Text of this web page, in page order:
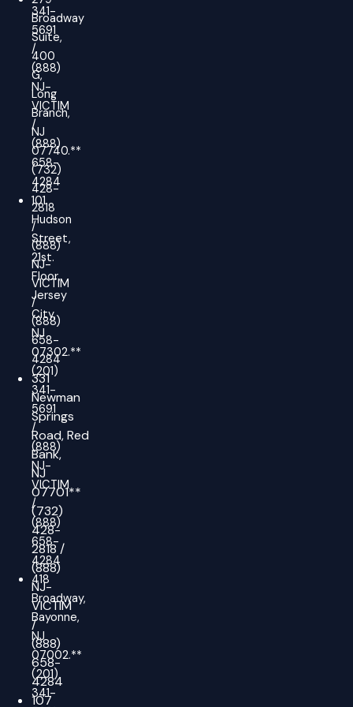
341-
5691
/
(888)
NJ-
VICTIM
/
(888)
658-
4284
101
Hudson
Street,
21st.
Floor,
Jersey
City,
NJ
07302.**
(201)
341-
5691
/
(888)
NJ-
VICTIM
/
(888)
658-
4284
418
Broadway,
Bayonne,
NJ
07002.**
(201)
341-
Broadway
Suite,
400
G,
Long
Branch,
NJ
07740.**
(732)
428-
2818
/
(888)
NJ-
VICTIM
/
(888)
658-
4284
331
Newman
Springs
Road,Red
Bank,
NJ
07701**
(732)
428-
2818 /
(888)
NJ-
VICTIM
/
(888)
658-
4284
107